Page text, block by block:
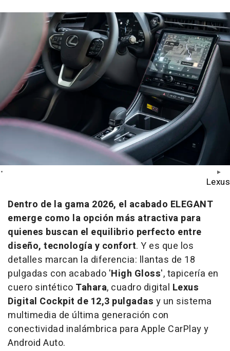
Lexus
Dentro de la gama 2026, el acabado ELEGANT
emerge como la opción más atractiva para
quienes buscan el equilibrio perfecto entre
diseño, tecnología y confort. Y es que los
detalles marcan la diferencia: llantas de 18
pulgadas con acabado 'High Gloss', tapicería en
cuero sintético Tahara, cuadro digital Lexus
Digital Cockpit de 12,3 pulgadas y un sistema
multimedia de última generación con
conectividad inalámbrica para Apple CarPlay y
Android Auto.